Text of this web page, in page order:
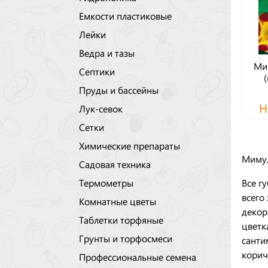
Емкости пластиковые
Лейки
Ведра и тазы
Септики
Пруды и бассейны
Лук-севок
Сетки
Химические препараты
Садовая техника
Термометры
Комнатные цветы
Таблетки торфяные
Грунты и торфосмеси
Профессиональные семена
Все